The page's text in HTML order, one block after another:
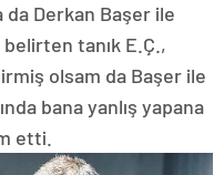
Derkan Başer ile
tanık E.Ç.,
olsam da Başer ile
bana yanlış yapana
etti.